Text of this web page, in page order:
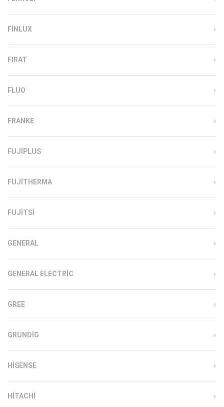
FINLUX
FIRAT
FLUO
FRANKE
FUJIPLUS
FUJITHERMA
FUJITSI
GENERAL
GENERAL ELECTRIC
GREE
GRUNDIG
HISENSE
HITACHI